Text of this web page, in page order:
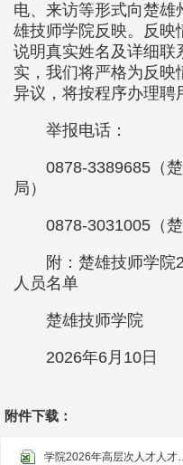
电、来访等形式向楚雄
雄技师学院反映。反映
说明真实姓名及详细联
实，我们将严格为反
异议，将按程序办理聘
举报电话：
0878-3389685（
局）
0878-3031005（
附：楚雄技师学院
人员名单
楚雄技师学院
2026年6月10日
附件下载：
学院2026年高层次